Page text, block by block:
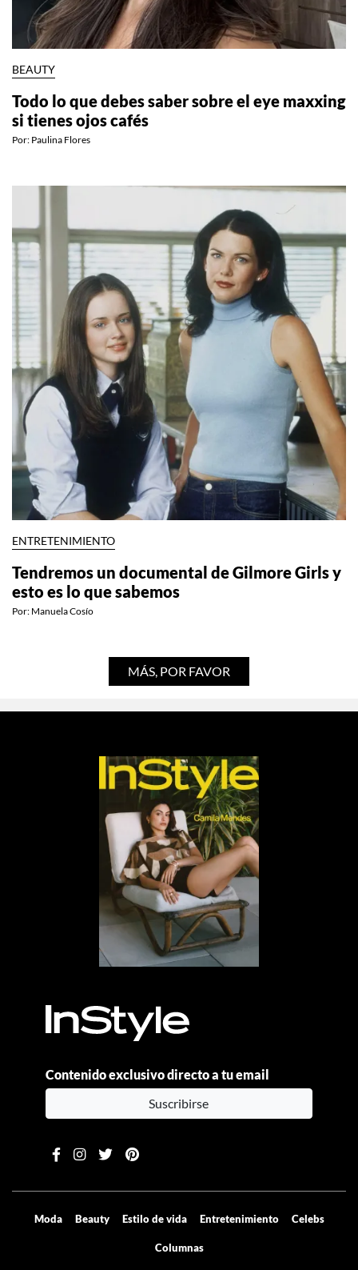
BEAUTY
Todo lo que debes saber sobre el eye maxxing
si tienes ojos cafés
Por: Paulina Flores
ENTRETENIMIENTO
Tendremos un documental de Gilmore Girls y
esto es lo que sabemos
Por: Manuela Cosío
MÁS, POR FAVOR
Contenido exclusivo directo a tu email
Suscribirse
Moda Beauty Estilo de vida Entretenimiento Celebs
Columnas